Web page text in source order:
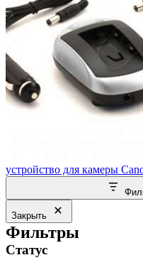
устройство для камеры
Закрыть
Фильтры
Статус